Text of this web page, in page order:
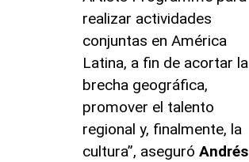
realizar actividades
conjuntas en América
Latina, a fin de acortar la
brecha geográfica,
promover el talento
regional y, finalmente, la
cultura”, aseguró Andrés